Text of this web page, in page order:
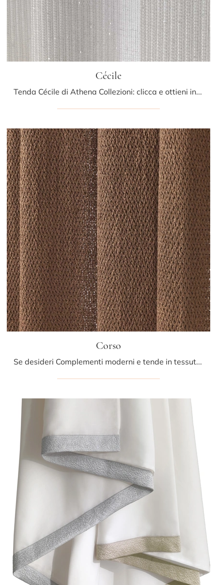
Cécile
Tenda Cécile di Athena Collezioni: clicca e ottieni informazioni sui Complementi e tende moderni in tessuto del noto e rinomato marchio!
Corso
Se desideri Complementi moderni e tende in tessuto ottieni informazioni sul modello Corso del marchio Athena Collezioni.